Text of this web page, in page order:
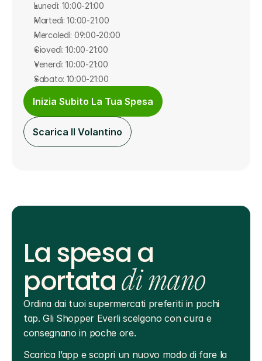
Lunedì: 10:00-21:00
Martedì: 10:00-21:00
Mercoledì: 09:00-20:00
Giovedì: 10:00-21:00
Venerdì: 10:00-21:00
Sabato: 10:00-21:00
Inizia Subito La Tua Spesa
Scarica Il Volantino
La spesa a
portatadi mano
Ordina dai tuoi supermercati preferiti in pochi
tap. Gli Shopper Everli scelgono con cura e
consegnano in poche ore.
Scarica l’app e scopri un nuovo modo di fare la